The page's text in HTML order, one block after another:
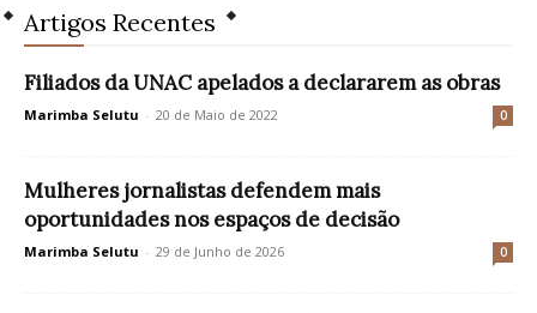
Artigos Recentes
Filiados da UNAC apelados a declararem as obras
Marimba Selutu - 20 de Maio de 2022 0
Mulheres jornalistas defendem mais
oportunidades nos espaços de decisão
Marimba Selutu - 29 de Junho de 2026 0